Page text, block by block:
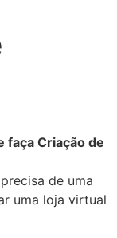
faça Criação de
de uma
uma loja virtual